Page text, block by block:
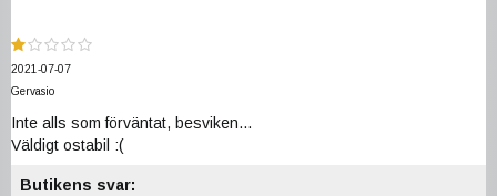
2021-07-07
Gervasio
Inte alls som förväntat, besviken...
Väldigt ostabil :(
Butikens svar: